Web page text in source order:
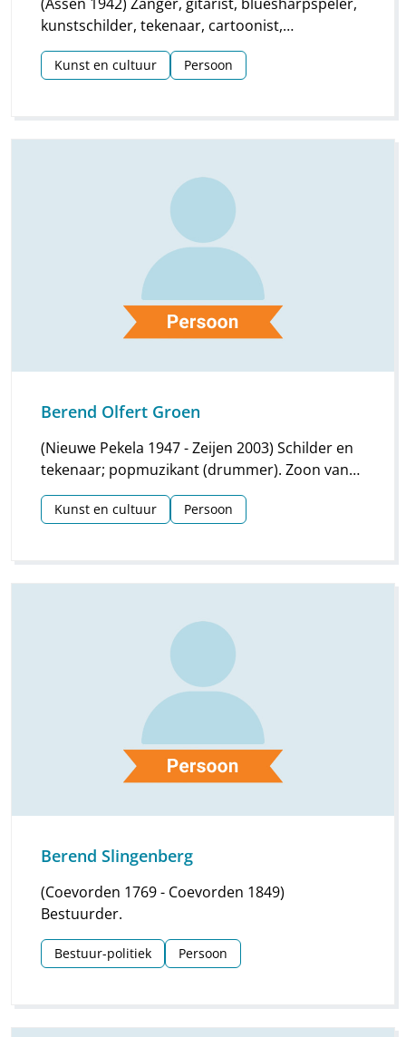
kunstschilder, tekenaar, cartoonist,
oefenmeester voetbal.
Kunst en cultuur Persoon
Berend Olfert Groen
(Nieuwe Pekela 1947 - Zeijen 2003) Schilder en
tekenaar; popmuzikant (drummer). Zoon van
een landbouwer.
Kunst en cultuur Persoon
Berend Slingenberg
(Coevorden 1769 - Coevorden 1849)
Bestuurder.
Bestuur-politiek Persoon